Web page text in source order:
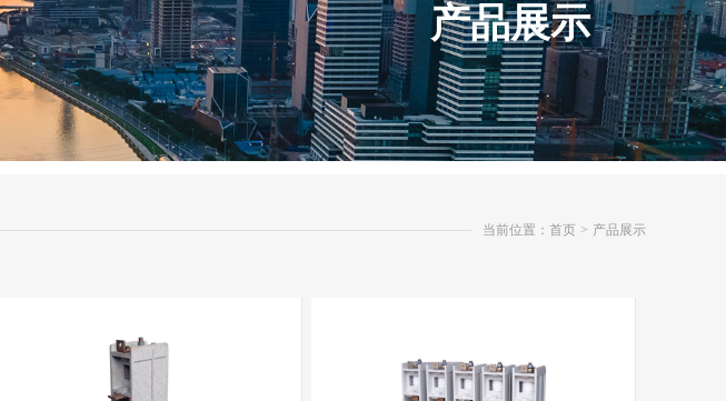
产品展示
当前位置：首页 > 产品展示